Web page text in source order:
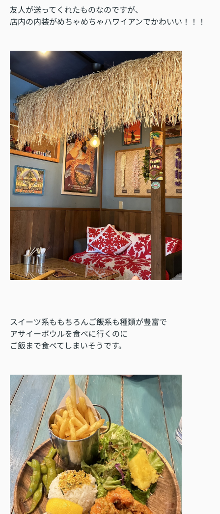
友人が送ってくれたものなのですが、
店内の内装がめちゃめちゃハワイアンでかわいい！！！
スイーツ系ももちろんご飯系も種類が豊富で
アサイーボウルを食べに行くのに
ご飯まで食べてしまいそうです。